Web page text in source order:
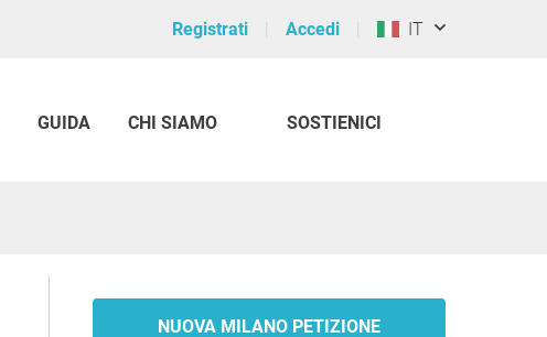
Registrati Accedi IT
GUIDA CHI SIAMO SOSTIENICI
NUOVA MILANO PETIZIONE